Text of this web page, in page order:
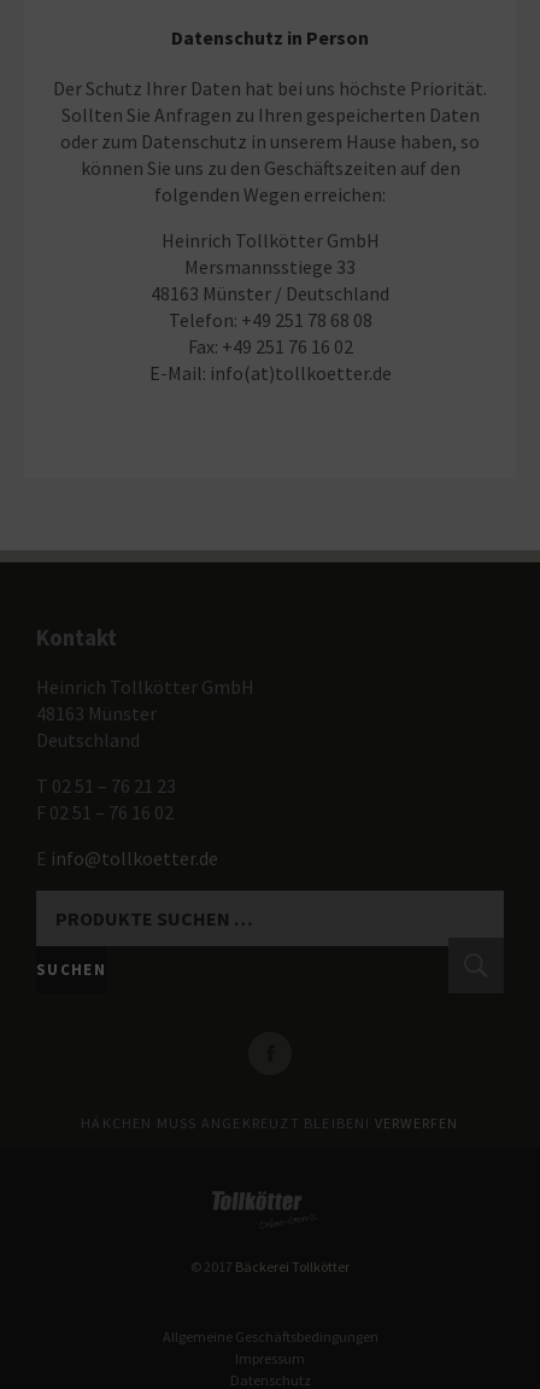
Datenschutz in Person
Der Schutz Ihrer Daten hat bei uns höchste Priorität.
Sollten Sie Anfragen zu Ihren gespeicherten Daten
oder zum Datenschutz in unserem Hause haben, so
können Sie uns zu den Geschäftszeiten auf den
folgenden Wegen erreichen:
Heinrich Tollkötter GmbH
Mersmannsstiege 33
48163 Münster / Deutschland
Telefon: +49 251 78 68 08
Fax: +49 251 76 16 02
E-Mail: info(at)tollkoetter.de
Kontakt
Heinrich Tollkötter GmbH
48163 Münster
Deutschland
T 02 51 – 76 21 23
F 02 51 – 76 16 02
E info@tollkoetter.de
SUCHEN
NACH:
SUCHEN
HÄKCHEN MUSS ANGEKREUZT BLEIBEN! VERWERFEN
© 2017 Bäckerei Tollkötter
Allgemeine Geschäftsbedingungen
Impressum
Datenschutz